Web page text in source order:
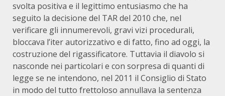
svolta positiva e il legittimo entusiasmo che ha
seguito la decisione del TAR del 2010 che, nel
verificare gli innumerevoli, gravi vizi procedurali,
bloccava l’iter autorizzativo e di fatto, fino ad oggi, la
costruzione del rigassificatore. Tuttavia il diavolo si
nasconde nei particolari e con sorpresa di quanti di
legge se ne intendono, nel 2011 il Consiglio di Stato
in modo del tutto frettoloso annullava la sentenza